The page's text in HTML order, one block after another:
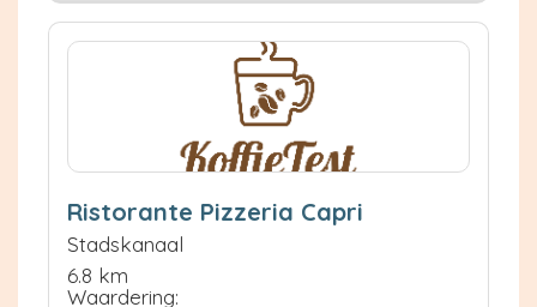
Ristorante Pizzeria Capri
Stadskanaal
6.8 km
Waardering: